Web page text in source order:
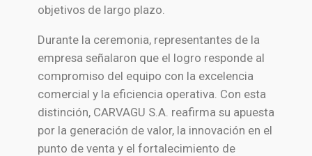
objetivos de largo plazo.
Durante la ceremonia, representantes de la
empresa señalaron que el logro responde al
compromiso del equipo con la excelencia
comercial y la eficiencia operativa. Con esta
distinción, CARVAGU S.A. reafirma su apuesta
por la generación de valor, la innovación en el
punto de venta y el fortalecimiento de